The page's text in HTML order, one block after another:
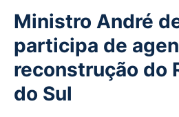
Ministro André
participa de
reconstrução do
do Sul